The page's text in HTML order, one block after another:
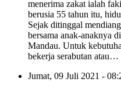
menerima zakat ialah
berusia 55 tahun itu,
Sejak ditinggal
bersama anak-anaknya
Mandau. Untuk
bekerja serabutan atau…
Jumat, 09 Juli 2021 -